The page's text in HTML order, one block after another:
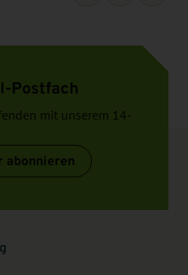
Postfach
mit unserem 14-
abonnieren